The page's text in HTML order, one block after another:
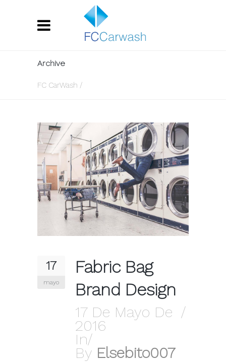
Archive
FC CarWash /
17
mayo
Fabric Bag
Brand Design
17 De Mayo De
2016
In
By Elsebito007